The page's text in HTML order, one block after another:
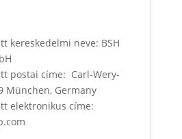
kereskedelmi neve: BSH
postai címe: Carl-Wery-
München, Germany
elektronikus címe: